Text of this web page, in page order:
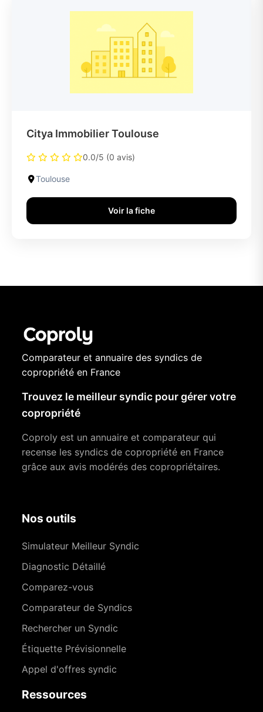
Citya Immobilier Toulouse
0.0/5 (0 avis)
Toulouse
Voir la fiche
Comparateur et annuaire des syndics de
copropriété en France
Trouvez le meilleur syndic pour gérer votre
copropriété
Coproly est un annuaire et comparateur qui
recense les syndics de copropriété en France
grâce aux avis modérés des copropriétaires.
Nos outils
Simulateur Meilleur Syndic
Diagnostic Détaillé
Comparez-vous
Comparateur de Syndics
Rechercher un Syndic
Étiquette Prévisionnelle
Appel d'offres syndic
Ressources